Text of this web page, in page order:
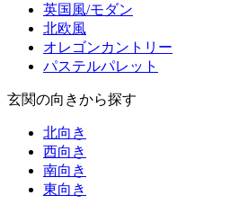
英国風/モダン
北欧風
オレゴンカントリー
パステルパレット
玄関の向きから探す
北向き
西向き
南向き
東向き